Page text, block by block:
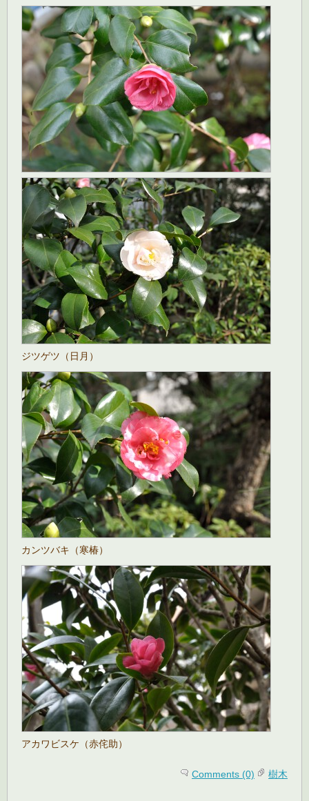
ジツゲツ（日月）
カンツバキ（寒椿）
アカワビスケ（赤侘助）
Comments (0) 樹木